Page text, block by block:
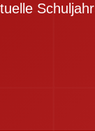
Schuljahr